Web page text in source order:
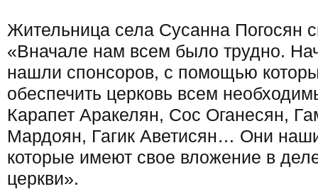
Жительница села Сусанна Погосян
«Вначале нам всем было трудно.
нашли спонсоров, с помощью
обеспечить церковь всем
Карапет Аракелян, Сос Оганесян,
Мардоян, Гагик Аветисян… Они
которые имеют свое вложение в
церкви».